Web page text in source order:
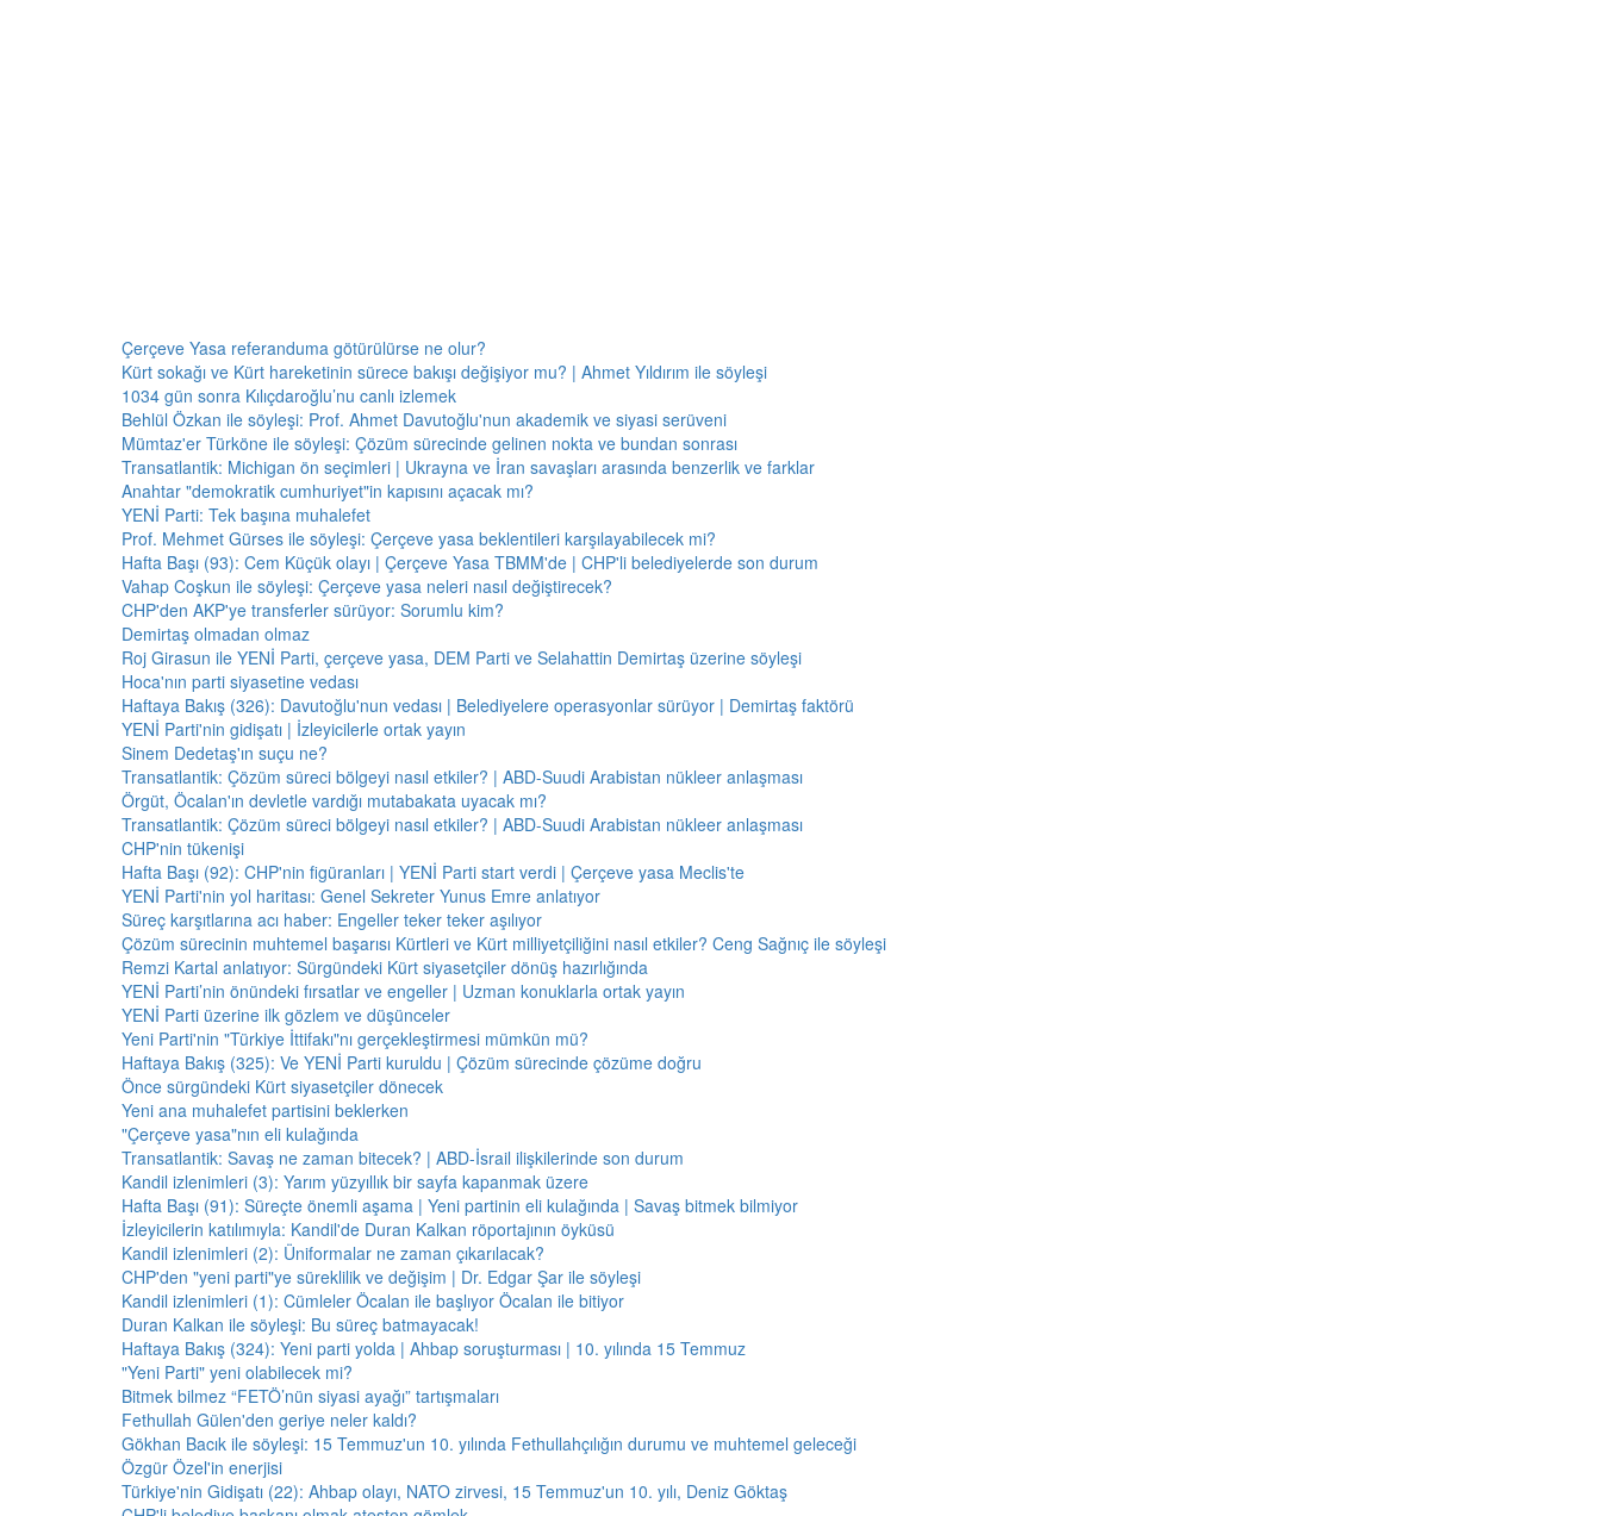
Çerçeve Yasa referanduma götürülürse ne olur?
Kürt sokağı ve Kürt hareketinin sürece bakışı değişiyor mu? | Ahmet Yıldırım ile söyleşi
1034 gün sonra Kılıçdaroğlu’nu canlı izlemek
Behlül Özkan ile söyleşi: Prof. Ahmet Davutoğlu'nun akademik ve siyasi serüveni
Mümtaz'er Türköne ile söyleşi: Çözüm sürecinde gelinen nokta ve bundan sonrası
Transatlantik: Michigan ön seçimleri | Ukrayna ve İran savaşları arasında benzerlik ve farklar
Anahtar "demokratik cumhuriyet"in kapısını açacak mı?
YENİ Parti: Tek başına muhalefet
Prof. Mehmet Gürses ile söyleşi: Çerçeve yasa beklentileri karşılayabilecek mi?
Hafta Başı (93): Cem Küçük olayı | Çerçeve Yasa TBMM'de | CHP'li belediyelerde son durum
Vahap Coşkun ile söyleşi: Çerçeve yasa neleri nasıl değiştirecek?
CHP'den AKP'ye transferler sürüyor: Sorumlu kim?
Demirtaş olmadan olmaz
Roj Girasun ile YENİ Parti, çerçeve yasa, DEM Parti ve Selahattin Demirtaş üzerine söyleşi
Hoca'nın parti siyasetine vedası
Haftaya Bakış (326): Davutoğlu'nun vedası | Belediyelere operasyonlar sürüyor | Demirtaş faktörü
YENİ Parti'nin gidişatı | İzleyicilerle ortak yayın
Sinem Dedetaş'ın suçu ne?
Transatlantik: Çözüm süreci bölgeyi nasıl etkiler? | ABD-Suudi Arabistan nükleer anlaşması
Örgüt, Öcalan'ın devletle vardığı mutabakata uyacak mı?
Transatlantik: Çözüm süreci bölgeyi nasıl etkiler? | ABD-Suudi Arabistan nükleer anlaşması
CHP'nin tükenişi
Hafta Başı (92): CHP'nin figüranları | YENİ Parti start verdi | Çerçeve yasa Meclis'te
YENİ Parti'nin yol haritası: Genel Sekreter Yunus Emre anlatıyor
Süreç karşıtlarına acı haber: Engeller teker teker aşılıyor
Çözüm sürecinin muhtemel başarısı Kürtleri ve Kürt milliyetçiliğini nasıl etkiler? Ceng Sağnıç ile söyleşi
Remzi Kartal anlatıyor: Sürgündeki Kürt siyasetçiler dönüş hazırlığında
YENİ Parti’nin önündeki fırsatlar ve engeller | Uzman konuklarla ortak yayın
YENİ Parti üzerine ilk gözlem ve düşünceler
Yeni Parti'nin "Türkiye İttifakı"nı gerçekleştirmesi mümkün mü?
Haftaya Bakış (325): Ve YENİ Parti kuruldu | Çözüm sürecinde çözüme doğru
Önce sürgündeki Kürt siyasetçiler dönecek
Yeni ana muhalefet partisini beklerken
"Çerçeve yasa"nın eli kulağında
Transatlantik: Savaş ne zaman bitecek? | ABD-İsrail ilişkilerinde son durum
Kandil izlenimleri (3): Yarım yüzyıllık bir sayfa kapanmak üzere
Hafta Başı (91): Süreçte önemli aşama | Yeni partinin eli kulağında | Savaş bitmek bilmiyor
İzleyicilerin katılımıyla: Kandil'de Duran Kalkan röportajının öyküsü
Kandil izlenimleri (2): Üniformalar ne zaman çıkarılacak?
CHP'den "yeni parti"ye süreklilik ve değişim | Dr. Edgar Şar ile söyleşi
Kandil izlenimleri (1): Cümleler Öcalan ile başlıyor Öcalan ile bitiyor
Duran Kalkan ile söyleşi: Bu süreç batmayacak!
Haftaya Bakış (324): Yeni parti yolda | Ahbap soruşturması | 10. yılında 15 Temmuz
"Yeni Parti" yeni olabilecek mi?
Bitmek bilmez “FETÖ’nün siyasi ayağı” tartışmaları
Fethullah Gülen'den geriye neler kaldı?
Gökhan Bacık ile söyleşi: 15 Temmuz'un 10. yılında Fethullahçılığın durumu ve muhtemel geleceği
Özgür Özel'in enerjisi
Türkiye'nin Gidişatı (22): Ahbap olayı, NATO zirvesi, 15 Temmuz'un 10. yılı, Deniz Göktaş